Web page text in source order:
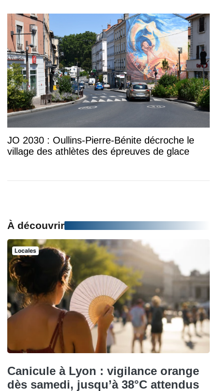
JO 2030 : Oullins-Pierre-Bénite décroche le
village des athlètes des épreuves de glace
À découvrir
Locales
Canicule à Lyon : vigilance orange
dès samedi, jusqu’à 38°C attendus